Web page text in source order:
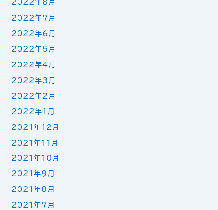
2022年8月
2022年7月
2022年6月
2022年5月
2022年4月
2022年3月
2022年2月
2022年1月
2021年12月
2021年11月
2021年10月
2021年9月
2021年8月
2021年7月